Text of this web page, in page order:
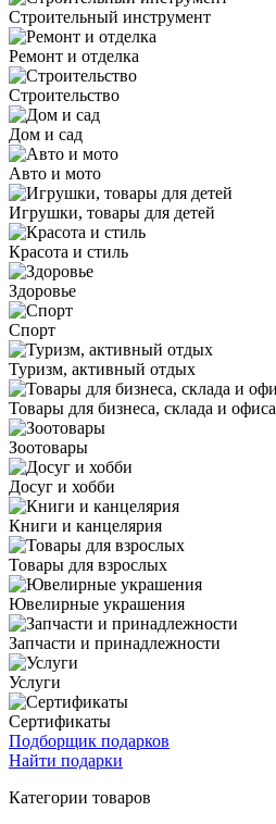
Строительный инструмент
Ремонт и отделка
Строительство
Дом и сад
Авто и мото
Игрушки, товары для детей
Красота и стиль
Здоровье
Спорт
Туризм, активный отдых
Товары для бизнеса, склада и офиса
Зоотовары
Досуг и хобби
Книги и канцелярия
Товары для взрослых
Ювелирные украшения
Запчасти и принадлежности
Услуги
Сертификаты
Подборщик подарков
Найти подарки
Категории товаров